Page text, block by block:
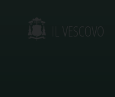
IL VESCOVO